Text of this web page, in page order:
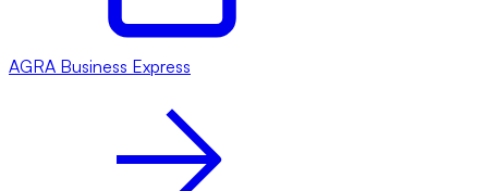
AGRA Business Express